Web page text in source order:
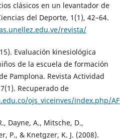
clásicos en un levantador de
del Deporte, 1(1), 42–64.
revista/
Evaluación kinesiológica
de la escuela de formación
Pamplona. Revista Actividad
Recuperado de
ojs_viceinves/index.php/
Dayne, A., Mitsche, D.,
P., & Knetgzer, K. J. (2008).